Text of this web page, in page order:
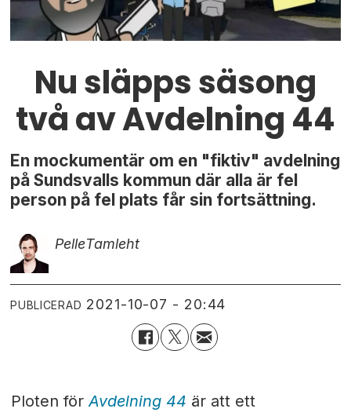
Nu släpps säsong
två av Avdelning 44
En mockumentär om en "fiktiv" avdelning
på Sundsvalls kommun där alla är fel
person på fel plats får sin fortsättning.
PelleTamleht
PUBLICERAD 2021-10-07 - 20:44
Ploten för Avdelning 44 är att ett